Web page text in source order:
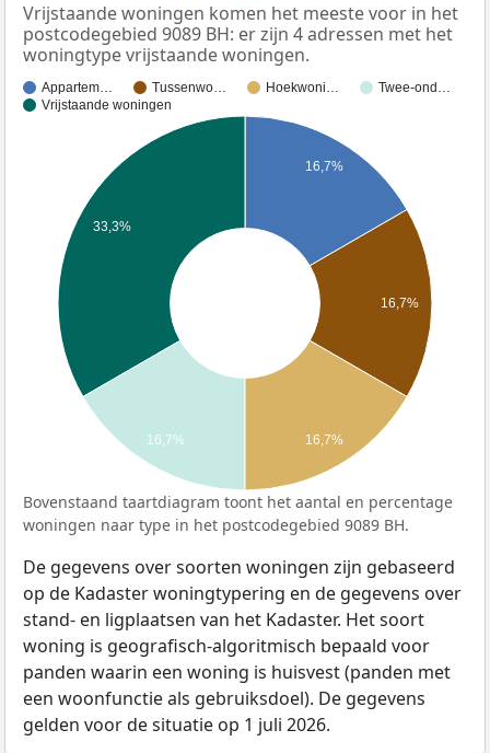
Vrijstaande woningen komen het meeste voor in het
postcodegebied 9089 BH: er zijn 4 adressen met het
woningtype vrijstaande woningen.
Appartem… Tussenwo… Hoekwoni…
Twee-ond…
Vrijstaande woningen
16,7%
16,7%
33,3%
16,7% 16,7%
Bovenstaand taartdiagram toont het aantal en percentage
woningen naar type in het postcodegebied 9089 BH.
De gegevens over soorten woningen zijn gebaseerd
op de Kadaster woningtypering en de gegevens over
stand- en ligplaatsen van het Kadaster. Het soort
woning is geografisch-algoritmisch bepaald voor
panden waarin een woning is huisvest (panden met
een woonfunctie als gebruiksdoel). De gegevens
gelden voor de situatie op 1 juli 2026.